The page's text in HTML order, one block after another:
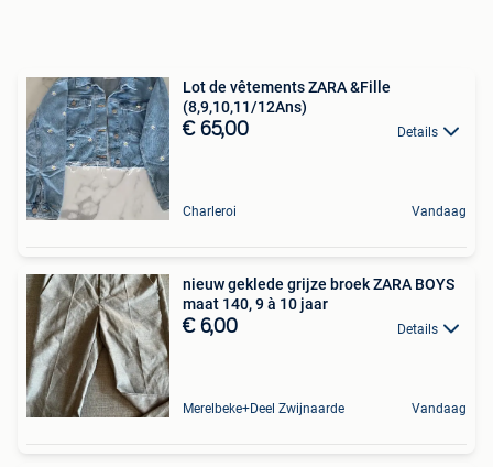
Lot de vêtements ZARA &Fille
(8,9,10,11/12Ans)
€ 65,00 Details
Charleroi Vandaag
nieuw geklede grijze broek ZARA BOYS
maat 140, 9 à 10 jaar
€ 6,00 Details
Merelbeke+Deel Zwijnaarde Vandaag